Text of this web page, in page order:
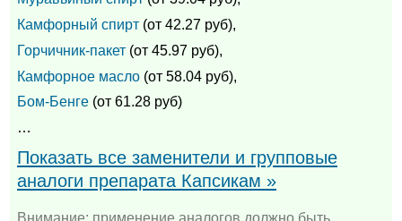
Камфорный спирт (от 42.27 руб),
Горчичник-пакет (от 45.97 руб),
Камфорное масло (от 58.04 руб),
Бом-Бенге (от 61.28 руб)
…
Показать все заменители и групповые
аналоги препарата Капсикам »
Внимание: применение аналогов должно быть